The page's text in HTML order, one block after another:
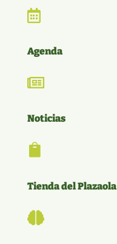

Agenda

Noticias

Tienda del Plazaola
